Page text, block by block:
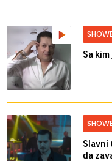
Sa kim
Slavni
da